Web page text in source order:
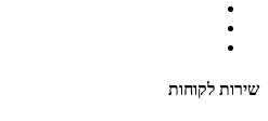
שירות לקוחות